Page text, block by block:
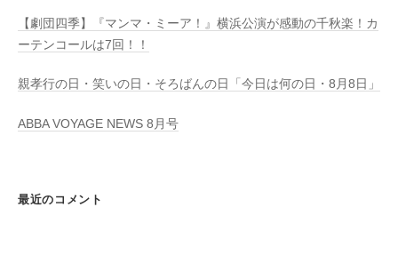
【劇団四季】『マンマ・ミーア！』横浜公演が感動の千秋楽！カ
ーテンコールは7回！！
親孝行の日・笑いの日・そろばんの日「今日は何の日・8月8日」
ABBA VOYAGE NEWS 8月号
最近のコメント